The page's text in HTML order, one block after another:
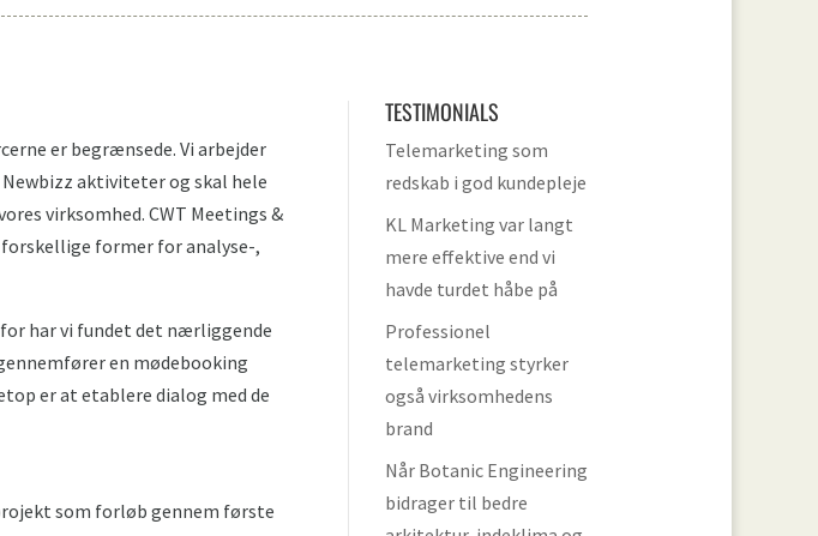
er begrænsede. Vi arbejder
aktiviteter og skal hele
virksomhed. CWT Meetings &
former for analyse-,
har vi fundet det nærliggende
en mødebooking
er at etablere dialog med de
som forløb gennem første
TESTIMONIALS
Telemarketing som
redskab i god kundepleje
KL Marketing var langt
mere effektive end vi
havde turdet håbe på
Professionel
telemarketing styrker
også virksomhedens
brand
Når Botanic Engineering
bidrager til bedre